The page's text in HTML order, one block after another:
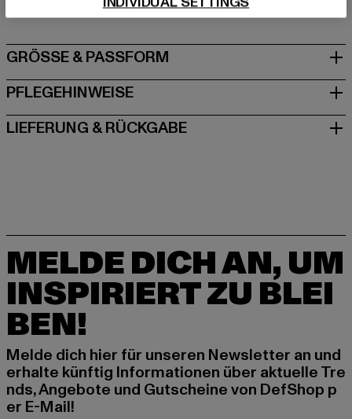
GRÖSSE & PASSFORM
PFLEGEHINWEISE
LIEFERUNG & RÜCKGABE
MELDE DICH AN, UM
INSPIRIERT ZU BLEI
BEN!
Melde dich hier für unseren Newsletter an und
erhalte künftig Informationen über aktuelle Tre
nds, Angebote und Gutscheine von DefShop p
er E-Mail!